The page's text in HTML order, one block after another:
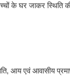
के घर जाकर
आय एवं आवासीय